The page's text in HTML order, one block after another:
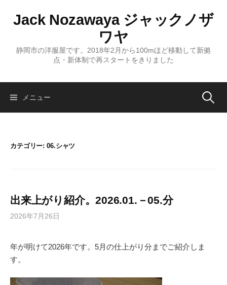
ス
Jack Nozawaya ジャックノザ
ワヤ
静岡市の洋服屋です。2018年2月から100mほど移動して新拠
点・新体制で再スタートをきりました
メニュー 検
カテゴリー:06.シャツ
出来上がり紹介。2026.01.－05.分
2026年7月26日
年が明けて2026年です。5月の仕上がり分までご紹介しま
す。